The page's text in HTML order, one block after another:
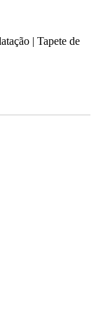
| Tapete de